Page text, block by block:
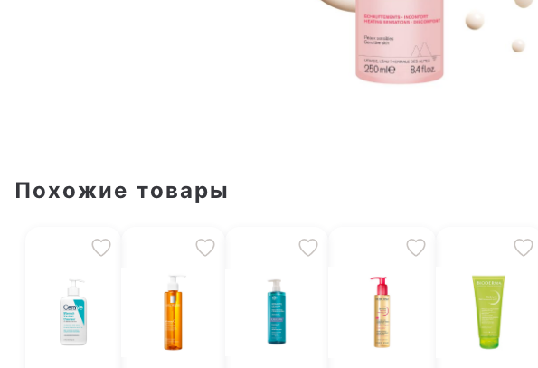
Похожие товары